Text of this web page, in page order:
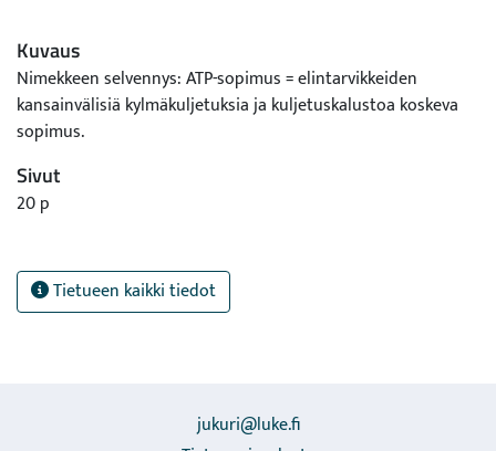
Kuvaus
Nimekkeen selvennys: ATP-sopimus = elintarvikkeiden
kansainvälisiä kylmäkuljetuksia ja kuljetuskalustoa koskeva
sopimus.
Sivut
20 p
Tietueen kaikki tiedot
jukuri@luke.fi